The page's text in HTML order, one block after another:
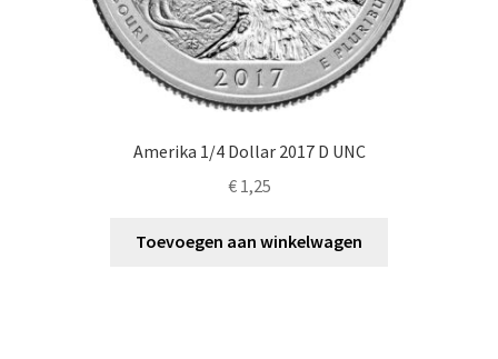
Amerika 1/4 Dollar 2017 D UNC
€1,25
Toevoegen aan winkelwagen